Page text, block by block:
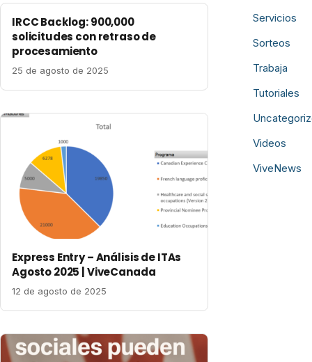
IRCC Backlog: 900,000
solicitudes con retraso de
procesamiento
25 de agosto de 2025
Express Entry – Análisis de ITAs
Agosto 2025 | ViveCanada
12 de agosto de 2025
Servicios
Sorteos
Trabaja
Tutoriales
Videos
ViveNews